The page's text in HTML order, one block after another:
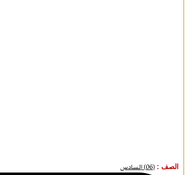
الصف : (06) السادس